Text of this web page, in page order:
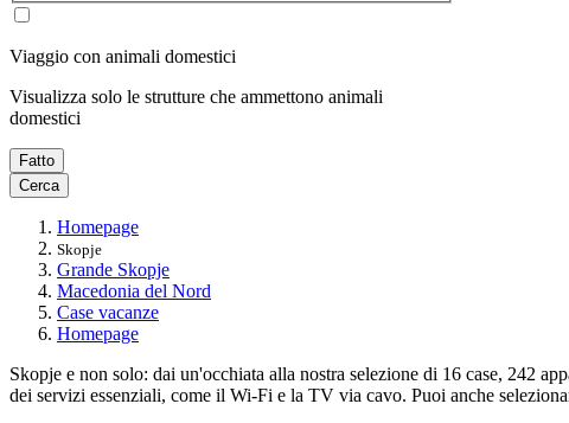
Viaggio con animali domestici
Visualizza solo le strutture che ammettono animali
domestici
Fatto
Cerca
Homepage
Skopje
Grande Skopje
Macedonia del Nord
Case vacanze
Homepage
Skopje e non solo: dai un'occhiata alla nostra selezione di 16 case, 242
dei servizi essenziali, come il Wi-Fi e la TV via cavo. Puoi anche